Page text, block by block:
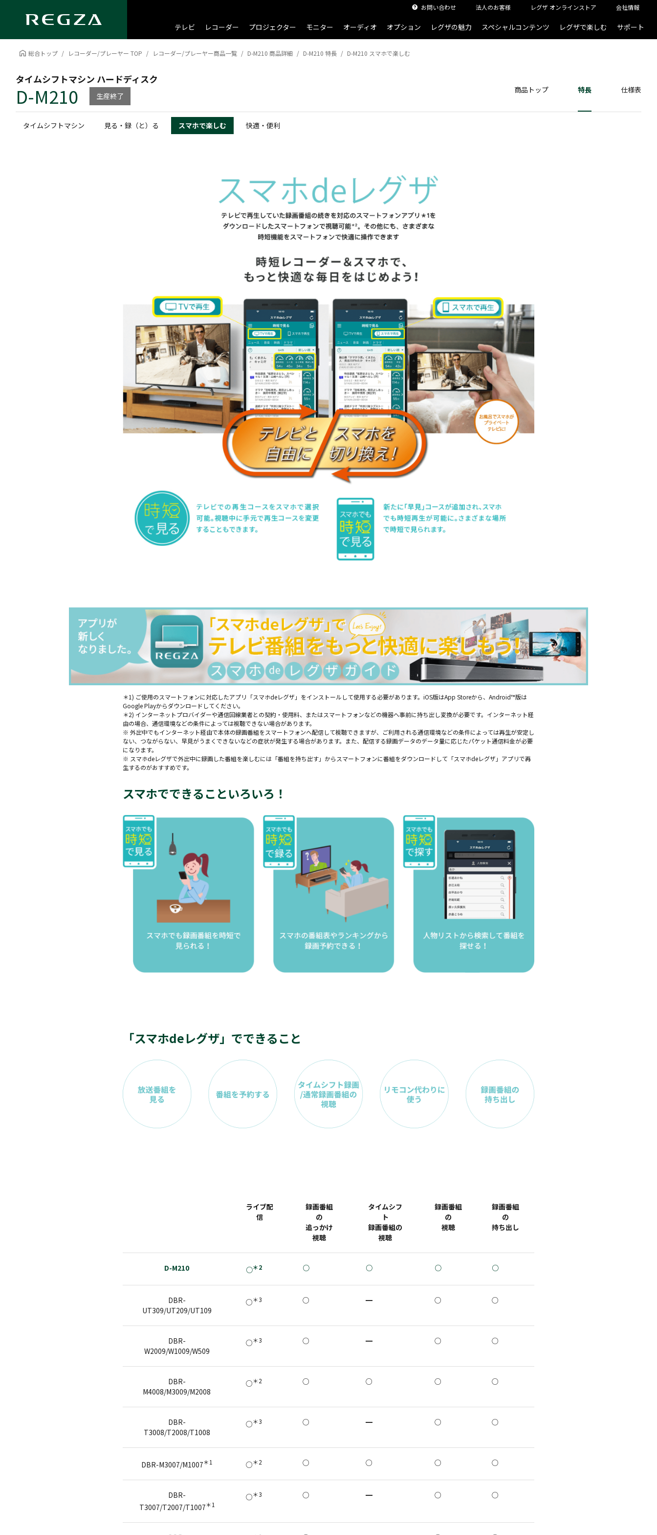
お問い合わせ 法人のお客様 レグザ オンラインストア 会社情報
テレビ レコーダー プロジェクター モニター オーディオ オプション レグザの魅力 スペシャルコンテンツ レグザで楽しむ サポート
総合トップ レコーダー/プレーヤー TOP レコーダー/プレーヤー商品一覧 D-M210 商品詳細 D-M210 特長 D-M210 スマホで楽しむ
タイムシフトマシン ハードディスク
D-M210 生産終了
商品トップ 特長 仕様表
タイムシフトマシン 見る・録（と）る スマホで楽しむ 快適・便利
＊1) ご使用のスマートフォンに対応したアプリ「スマホdeレグザ」をインストールして使用する必要があります。iOS版はApp Storeから、Android™版は
Google Playからダウンロードしてください。
＊2) インターネットプロバイダーや通信回線業者との契約・使用料、またはスマートフォンなどの機器へ事前に持ち出し変換が必要です。インターネット経
由の場合、通信環境などの条件によっては視聴できない場合があります。
※ 外出中でもインターネット経由で本体の録画番組をスマートフォンへ配信して視聴できますが、ご利用される通信環境などの条件によっては再生が安定し
ない、つながらない、早見がうまくできないなどの症状が発生する場合があります。また、配信する録画データのデータ量に応じたパケット通信料金が必要
になります。
※ スマホdeレグザで外出中に録画した番組を楽しむには「番組を持ち出す」からスマートフォンに番組をダウンロードして「スマホdeレグザ」アプリで再
生するのがおすすめです。
スマホでできることいろいろ！
「スマホdeレグザ」でできること
ライブ配
信
録画番組
の
追っかけ
視聴
タイムシフ
ト
録画番組の
視聴
録画番組
の
視聴
録画番組
の
持ち出し
D-M210 ○＊2 ○ ○ ○ ○
DBR-
UT309/UT209/UT109
○＊3 ○ ━ ○ ○
DBR-
W2009/W1009/W509
○＊3 ○ ━ ○ ○
DBR-
M4008/M3009/M2008
○＊2 ○ ○ ○ ○
DBR-
T3008/T2008/T1008
○＊3 ○ ━ ○ ○
DBR-M3007/M1007＊1 ○＊2 ○ ○ ○ ○
DBR-
T3007/T2007/T1007＊1
○＊3 ○ ━ ○ ○